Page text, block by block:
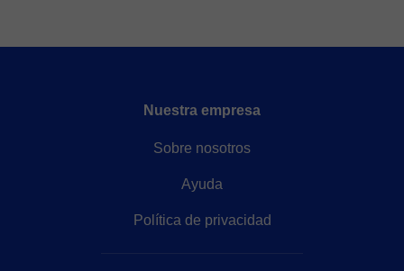
Nuestra empresa
Sobre nosotros
Ayuda
Política de privacidad